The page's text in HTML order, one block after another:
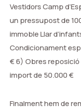
Vestidors Camp
un pressupost de
immoble Llar
Condicionament
€ 6) Obres reposició
import de 50.000 €
Finalment hem de